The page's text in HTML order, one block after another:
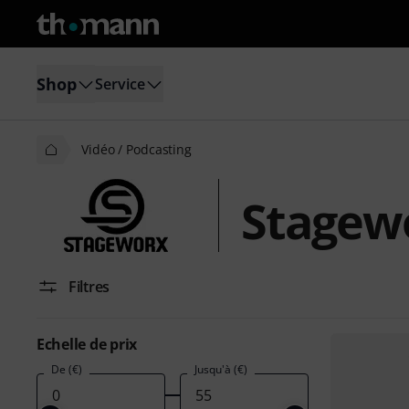
Shop Service
Vidéo / Podcasting
Filtres
Echelle de prix
De (€) Jusqu'à (€)